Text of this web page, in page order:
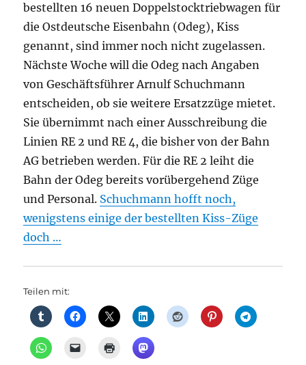
bestellten 16 neuen Doppelstocktriebwagen für
die Ostdeutsche Eisenbahn (Odeg), Kiss
genannt, sind immer noch nicht zugelassen.
Nächste Woche will die Odeg nach Angaben
von Geschäftsführer Arnulf Schuchmann
entscheiden, ob sie weitere Ersatzzüge mietet.
Sie übernimmt nach einer Ausschreibung die
Linien RE 2 und RE 4, die bisher von der Bahn
AG betrieben werden. Für die RE 2 leiht die
Bahn der Odeg bereits vorübergehend Züge
und Personal. Schuchmann hofft noch,
wenigstens einige der bestellten Kiss-Züge
doch …
Teilen mit: